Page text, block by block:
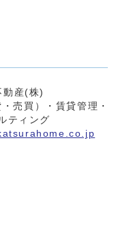
動産(株)
売買）・賃貸管理・
ティング